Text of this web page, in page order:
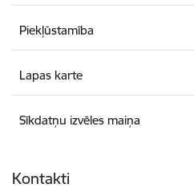
Piekļūstamība
Lapas karte
Sīkdatņu izvēles maiņa
Kontakti